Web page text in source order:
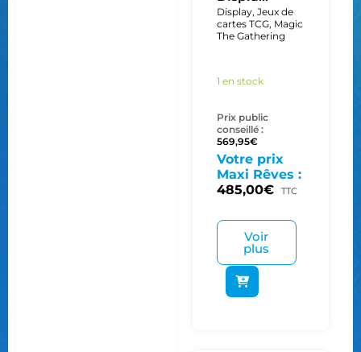
Display, Jeux de
cartes TCG, Magic
The Gathering
1 en stock
Prix public
conseillé :
569,95€
Votre prix
Maxi Rêves :
485,00€ TTC
Voir
plus